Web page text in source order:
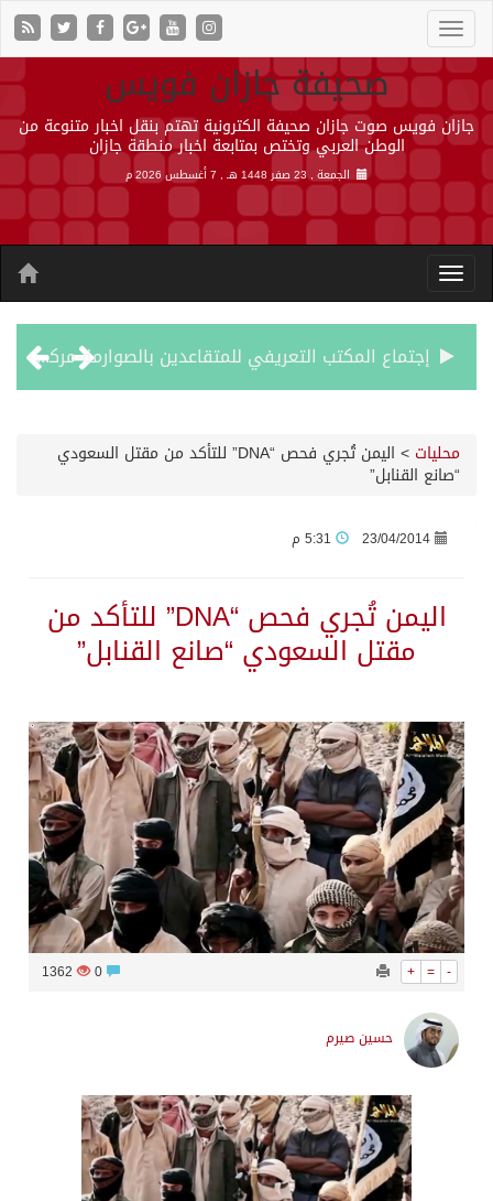
صحيفة جازان فويس
جازان فويس صوت جازان صحيفة الكترونية تهتم بنقل اخبار متنوعة من
الوطن العربي وتختص بمتابعة اخبار منطقة جازان
الجمعة , 23 صفر 1448 هـ , 7 أغسطس 2026 م
إجتماع المكتب التعريفي للمتقاعدين بالصوارمة-مركز الحكامية
«الصحة العالمية» تحذر: إيبولا يتسارع في الكونغو ويتجاوز قدرات الاستجابة
«لدينا كميات هائلة».. ترامب يرد على تقارير نفاد الصواريخ الدقيقة بعد حرب إيران والبنتاغون يلتزم الصمت
مركز “استدامة” بجازان يستعرض نظم وتقنيات الري الزراعية
أمير منطقة جازان يكرّم ثلاثة مواطنين لتبرعهم بأجزاء من أعضائهم
محليات > اليمن تُجري فحص “DNA” للتأكد من مقتل السعودي
“صانع القنابل”
23/04/2014
اليمن تُجري فحص “DNA” للتأكد من
مقتل السعودي “صانع القنابل”
+ = -
1362
حسين صيرم